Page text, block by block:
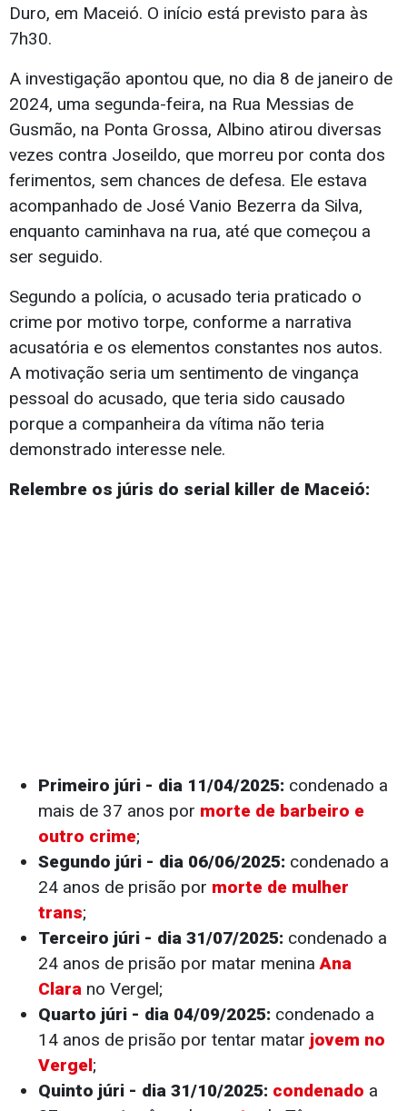
Duro, em Maceió. O início está previsto para às
7h30.
A investigação apontou que, no dia 8 de janeiro de
2024, uma segunda-feira, na Rua Messias de
Gusmão, na Ponta Grossa, Albino atirou diversas
vezes contra Joseildo, que morreu por conta dos
ferimentos, sem chances de defesa. Ele estava
acompanhado de José Vanio Bezerra da Silva,
enquanto caminhava na rua, até que começou a
ser seguido.
Segundo a polícia, o acusado teria praticado o
crime por motivo torpe, conforme a narrativa
acusatória e os elementos constantes nos autos.
A motivação seria um sentimento de vingança
pessoal do acusado, que teria sido causado
porque a companheira da vítima não teria
demonstrado interesse nele.
Relembre os júris do serial killer de Maceió:
Primeiro júri - dia 11/04/2025: condenado a
mais de 37 anos por morte de barbeiro e
outro crime;
Segundo júri - dia 06/06/2025: condenado a
24 anos de prisão por morte de mulher
trans;
Terceiro júri - dia 31/07/2025: condenado a
24 anos de prisão por matar meninaAna
Clara no Vergel;
Quarto júri - dia 04/09/2025: condenado a
14 anos de prisão por tentar matar jovem no
Vergel;
Quinto júri - dia 31/10/2025: condenado a